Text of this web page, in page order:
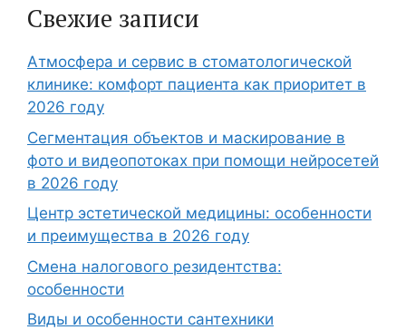
Свежие записи
Атмосфера и сервис в стоматологической
клинике: комфорт пациента как приоритет в
2026 году
Сегментация объектов и маскирование в
фото и видеопотоках при помощи нейросетей
в 2026 году
Центр эстетической медицины: особенности
и преимущества в 2026 году
Смена налогового резидентства:
особенности
Виды и особенности сантехники